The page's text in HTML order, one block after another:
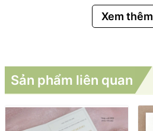
Xem thêm
Sản phẩm liên quan